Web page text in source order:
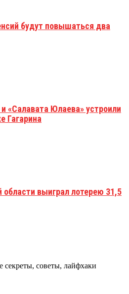
будут повышаться два
«Салавата Юлаева» устроили
Гагарина
выиграл лотерею 31,5
советы, лайфхаки